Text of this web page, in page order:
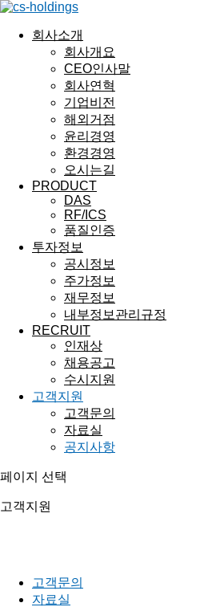
회사소개
회사개요
CEO인사말
회사연혁
기업비전
해외거점
윤리경영
환경경영
오시는길
PRODUCT
DAS
RF/ICS
품질인증
투자정보
공시정보
주가정보
재무정보
내부정보관리규정
RECRUIT
인재상
채용공고
수시지원
고객지원
고객문의
자료실
공지사항
페이지 선택
고객지원
고객문의
자료실